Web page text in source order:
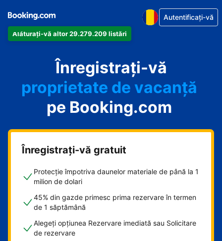
Alăturați-vă altor 29.279.209 listări
Autentificați-vă
Înregistrați-vă
apartamentul
hotelul
proprietate de vacanță
pensiunea
B&B-ul
pe Booking.com
Înregistrați-vă gratuit
Protecție împotriva daunelor materiale de până la 1
milion de dolari
45% din gazde primesc prima rezervare în termen
de 1 săptămână
Alegeți opțiunea Rezervare imediată sau Solicitare
de rezervare